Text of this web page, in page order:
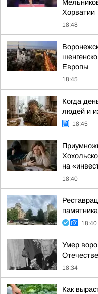
Хорватии
18:48
Европы
18:45
Когда
людей и
18:45
на
18:40
18:40
Умер
18:34
Как